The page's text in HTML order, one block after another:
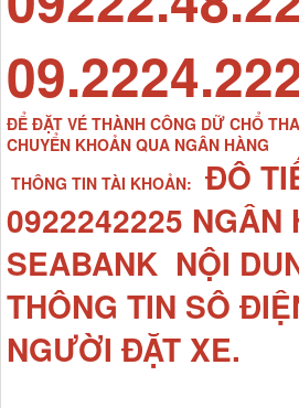
ĐỂ ĐẶT VÉ THÀNH CÔNG DỮ CHỔ
CHUYỂN KHOẢN QUA NGÂN HÀNG
THÔNG TIN TÀI KHOẢN:
ĐÔ
0922242225 NGÂN
SEABANK NỘI
THÔNG TIN SÔ
NGƯỜI ĐẶT XE.